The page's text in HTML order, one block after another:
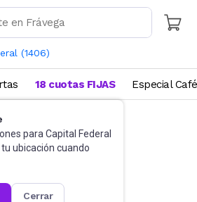
(1406)
para Capital Federal
ubicación cuando
cerrar
18 cuotas FIJAS Especial Café